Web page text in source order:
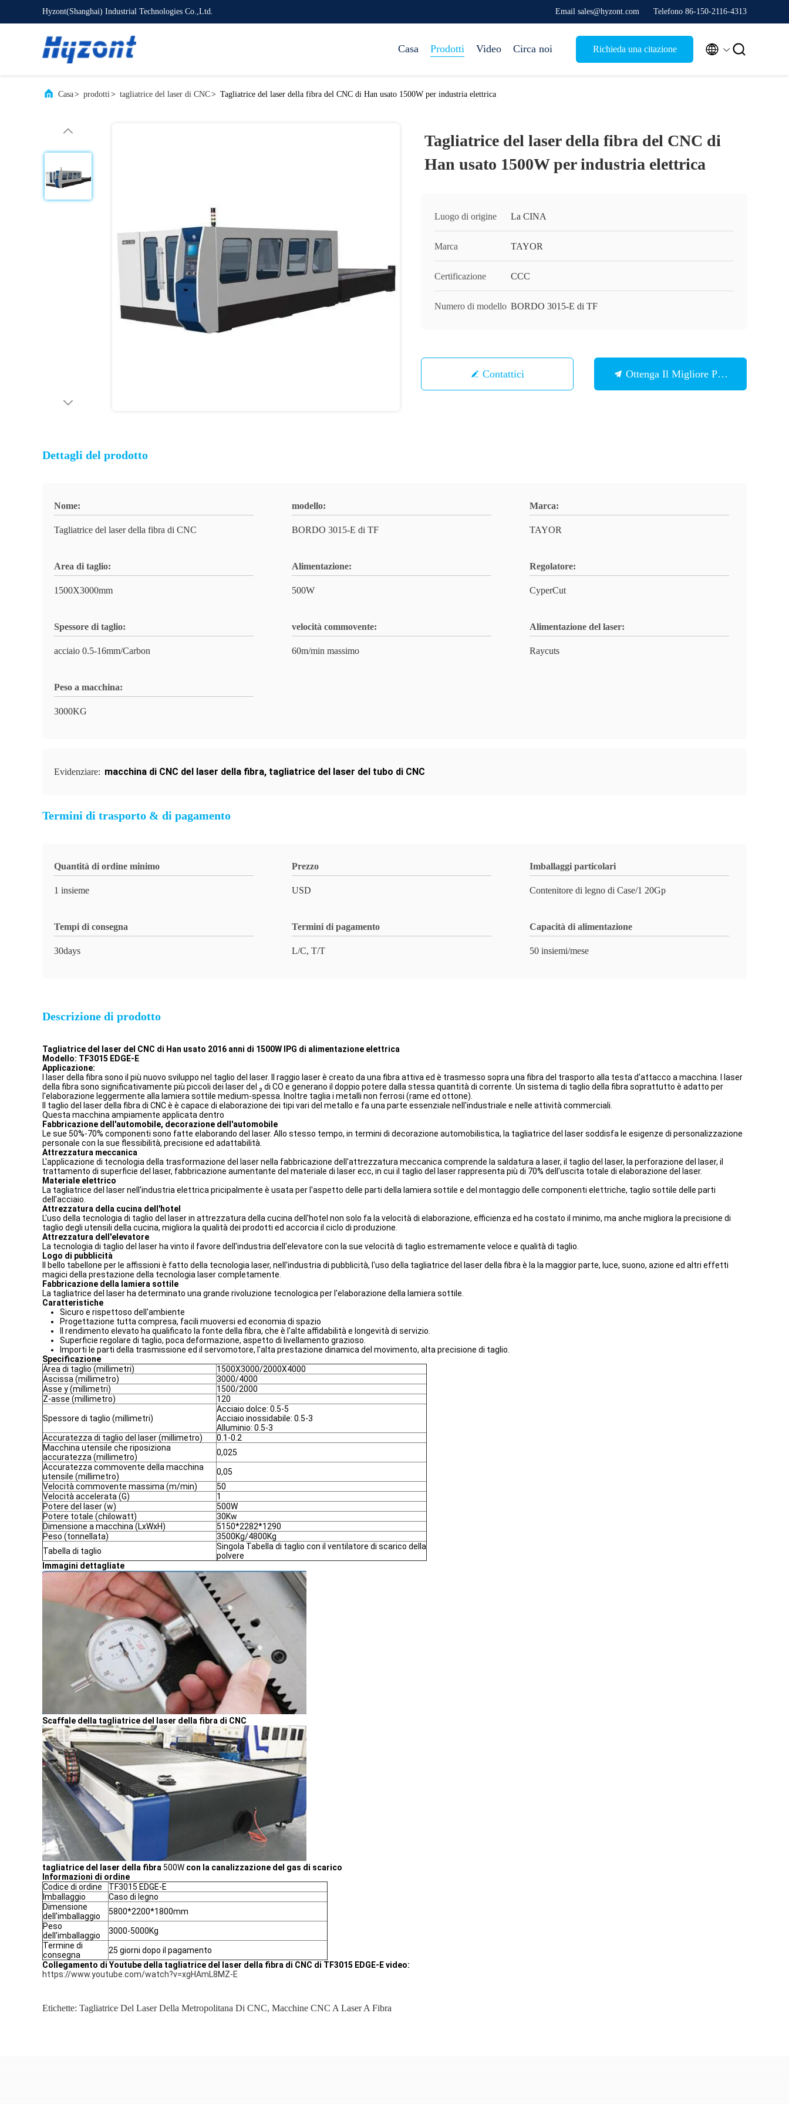
Hyzont(Shanghai) Industrial Technologies Co.,Ltd. Email sales@hyzont.com Telefono 86-150-2116-4313
Casa Prodotti Video Circa noi Richieda una citazione  
Casa> prodotti> tagliatrice del laser di CNC> Tagliatrice del laser della fibra del CNC di Han usato 1500W per industria elettrica
Tagliatrice del laser della fibra del CNC di
Han usato 1500W per industria elettrica
Luogo di origine La CINA
Marca TAYOR
Certificazione CCC
Numero di modello BORDO 3015-E di TF
Contattici Ottenga Il Migliore Prezzo
Dettagli del prodotto
Nome:
Tagliatrice del laser della fibra di CNC
modello:
BORDO 3015-E di TF
Marca:
TAYOR
Area di taglio:
1500X3000mm
Alimentazione:
500W
Regolatore:
CyperCut
Spessore di taglio:
acciaio 0.5-16mm/Carbon
velocità commovente:
60m/min massimo
Alimentazione del laser:
Raycuts
Peso a macchina:
3000KG
Evidenziare: macchina di CNC del laser della fibra, tagliatrice del laser del tubo di CNC
Termini di trasporto & di pagamento
Quantità di ordine minimo
1 insieme
Prezzo
USD
Imballaggi particolari
Contenitore di legno di Case/1 20Gp
Tempi di consegna
30days
Termini di pagamento
L/C, T/T
Capacità di alimentazione
50 insiemi/mese
Descrizione di prodotto
Tagliatrice del laser del CNC di Han usato 2016 anni di 1500W IPG di alimentazione elettrica
Modello: TF3015 EDGE-E
Applicazione:
I laser della fibra sono il più nuovo sviluppo nel taglio del laser. Il raggio laser è creato da una fibra attiva ed è trasmesso sopra una fibra del trasporto alla testa d'attacco a macchina. I laser
della fibra sono significativamente più piccoli dei laser del ₂ di CO e generano il doppio potere dalla stessa quantità di corrente. Un sistema di taglio della fibra soprattutto è adatto per
l'elaborazione leggermente alla lamiera sottile medium-spessa. Inoltre taglia i metalli non ferrosi (rame ed ottone).
Il taglio del laser della fibra di CNC è è capace di elaborazione dei tipi vari del metallo e fa una parte essenziale nell'industriale e nelle attività commerciali.
Questa macchina ampiamente applicata dentro
Fabbricazione dell'automobile, decorazione dell'automobile
Le sue 50%-70% componenti sono fatte elaborando del laser. Allo stesso tempo, in termini di decorazione automobilistica, la tagliatrice del laser soddisfa le esigenze di personalizzazione
personale con la sue flessibilità, precisione ed adattabilità.
Attrezzatura meccanica
L'applicazione di tecnologia della trasformazione del laser nella fabbricazione dell'attrezzatura meccanica comprende la saldatura a laser, il taglio del laser, la perforazione del laser, il
trattamento di superficie del laser, fabbricazione aumentante del materiale di laser ecc, in cui il taglio del laser rappresenta più di 70% dell'uscita totale di elaborazione del laser.
Materiale elettrico
La tagliatrice del laser nell'industria elettrica pricipalmente è usata per l'aspetto delle parti della lamiera sottile e del montaggio delle componenti elettriche, taglio sottile delle parti
dell'acciaio.
Attrezzatura della cucina dell'hotel
L'uso della tecnologia di taglio del laser in attrezzatura della cucina dell'hotel non solo fa la velocità di elaborazione, efficienza ed ha costato il minimo, ma anche migliora la precisione di
taglio degli utensili della cucina, migliora la qualità dei prodotti ed accorcia il ciclo di produzione.
Attrezzatura dell'elevatore
La tecnologia di taglio del laser ha vinto il favore dell'industria dell'elevatore con la sue velocità di taglio estremamente veloce e qualità di taglio.
Logo di pubblicità
Il bello tabellone per le affissioni è fatto della tecnologia laser, nell'industria di pubblicità, l'uso della tagliatrice del laser della fibra è la la maggior parte, luce, suono, azione ed altri effetti
magici della prestazione della tecnologia laser completamente.
Fabbricazione della lamiera sottile
La tagliatrice del laser ha determinato una grande rivoluzione tecnologica per l'elaborazione della lamiera sottile.
Caratteristiche
Sicuro e rispettoso dell'ambiente
Progettazione tutta compresa, facili muoversi ed economia di spazio
Il rendimento elevato ha qualificato la fonte della fibra, che è l'alte affidabilità e longevità di servizio.
Superficie regolare di taglio, poca deformazione, aspetto di livellamento grazioso.
Importi le parti della trasmissione ed il servomotore, l'alta prestazione dinamica del movimento, alta precisione di taglio.
Specificazione
Area di taglio (millimetri)
1500X3000/2000X4000
Ascissa (millimetro)
3000/4000
Asse y (millimetri)
1500/2000
Z-asse (millimetro)
120
Spessore di taglio (millimetri)
Acciaio dolce: 0.5-5
Acciaio inossidabile: 0.5-3
Alluminio: 0.5-3
Accuratezza di taglio del laser (millimetro)
0.1-0.2
Macchina utensile che riposiziona
accuratezza (millimetro)
0,025
Accuratezza commovente della macchina
utensile (millimetro)
0,05
Velocità commovente massima (m/min)
50
Velocità accelerata (G)
1
Potere del laser (w)
500W
Potere totale (chilowatt)
30Kw
Dimensione a macchina (LxWxH)
5150*2282*1290
Peso (tonnellata)
3500Kg/4800Kg
Tabella di taglio
Singola Tabella di taglio con il ventilatore di scarico della
polvere
Immagini dettagliate
Scaffale della tagliatrice del laser della fibra di CNC
tagliatrice del laser della fibra 500W con la canalizzazione del gas di scarico
Informazioni di ordine
Codice di ordine
TF3015 EDGE-E
Imballaggio
Caso di legno
Dimensione
dell'imballaggio
5800*2200*1800mm
Peso
dell'imballaggio
3000-5000Kg
Termine di
consegna
25 giorni dopo il pagamento
Collegamento di Youtube della tagliatrice del laser della fibra di CNC di TF3015 EDGE-E video:
https://www.youtube.com/watch?v=xgHAmL8MZ-E
Etichette: Tagliatrice Del Laser Della Metropolitana Di CNC, Macchine CNC A Laser A Fibra